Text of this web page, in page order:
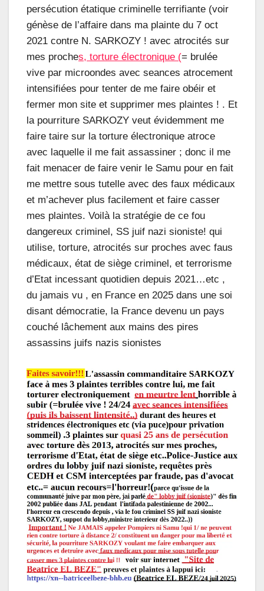
persécution étatique criminelle terrifiante (voir
génèse de l’affaire dans ma plainte du 7 oct
2021 contre N. SARKOZY ! avec atrocités sur
mes proches, torture électronique (= brulée
vive par microondes avec seances atrocement
intensifiées pour tenter de me faire obéir et
fermer mon site et supprimer mes plaintes ! . Et
la pourriture SARKOZY veut évidemment me
faire taire sur la torture électronique atroce
avec laquelle il me fait assassiner ; donc il me
fait menacer de faire venir le Samu pour en fait
me mettre sous tutelle avec des faux médicaux
et m’achever plus facilement et faire casser
mes plaintes. Voilà la stratégie de ce fou
dangereux criminel, SS juif nazi sioniste! qui
utilise, torture, atrocités sur proches avec faus
médicaux, état de siège criminel, et terrorisme
d’Etat incessant quotidien depuis 2021…etc ,
du jamais vu , en France en 2025 dans une soi
disant démocratie, la France devenu un pays
couché lâchement aux mains des pires
assassins juifs nazis sionistes